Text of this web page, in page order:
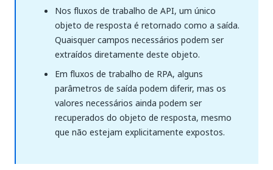
Nos fluxos de trabalho de API, um único
objeto de resposta é retornado como a saída.
Quaisquer campos necessários podem ser
extraídos diretamente deste objeto.
Em fluxos de trabalho de RPA, alguns
parâmetros de saída podem diferir, mas os
valores necessários ainda podem ser
recuperados do objeto de resposta, mesmo
que não estejam explicitamente expostos.